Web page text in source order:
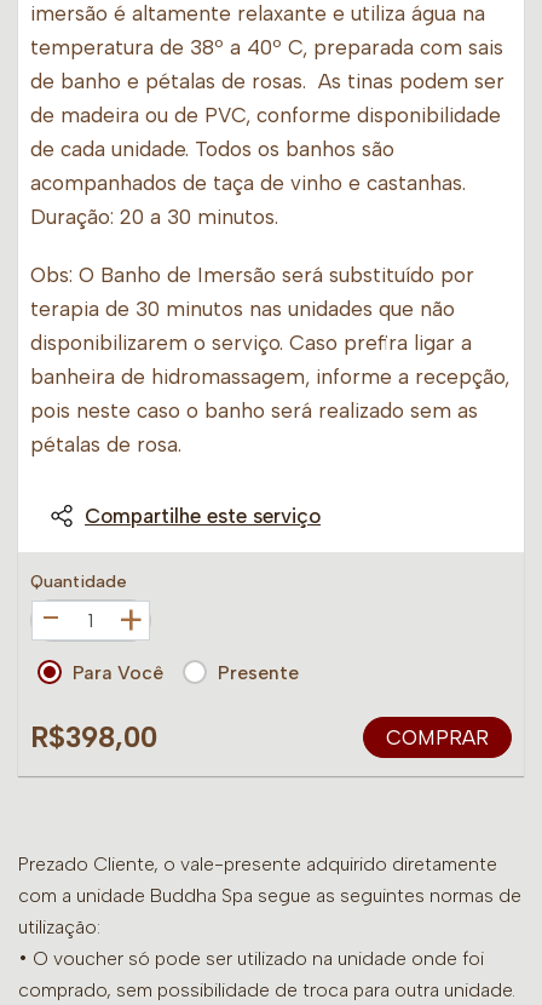
imersão é altamente relaxante e utiliza água na
temperatura de 38º a 40º C, preparada com sais
de banho e pétalas de rosas. As tinas podem ser
de madeira ou de PVC, conforme disponibilidade
de cada unidade. Todos os banhos são
acompanhados de taça de vinho e castanhas.
Duração: 20 a 30 minutos.
Obs: O Banho de Imersão será substituído por
terapia de 30 minutos nas unidades que não
disponibilizarem o serviço. Caso prefira ligar a
banheira de hidromassagem, informe a recepção,
pois neste caso o banho será realizado sem as
pétalas de rosa.
Compartilhe este serviço
Quantidade
+
Para Você Presente
R$398,00 COMPRAR
Prezado Cliente, o vale-presente adquirido diretamente
com a unidade Buddha Spa segue as seguintes normas de
utilização:
• O voucher só pode ser utilizado na unidade onde foi
comprado, sem possibilidade de troca para outra unidade.